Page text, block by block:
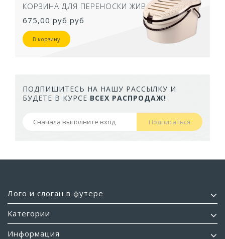
КОРЗИНА ДЛЯ ПЕРЕНОСКИ ЖИВОТНЫХ
675,00 руб руб
В корзину
ПОДПИШИТЕСЬ НА НАШУ РАССЫЛКУ И
БУДЕТЕ В КУРСЕ ВСЕХ РАСПРОДАЖ!
Подписаться
Лого и слоган в футере
Категории
Информация